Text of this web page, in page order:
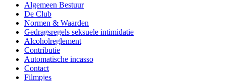
Algemeen Bestuur
De Club
Normen & Waarden
Gedragsregels seksuele intimidatie
Alcoholreglement
Contributie
Automatische incasso
Contact
Filmpjes